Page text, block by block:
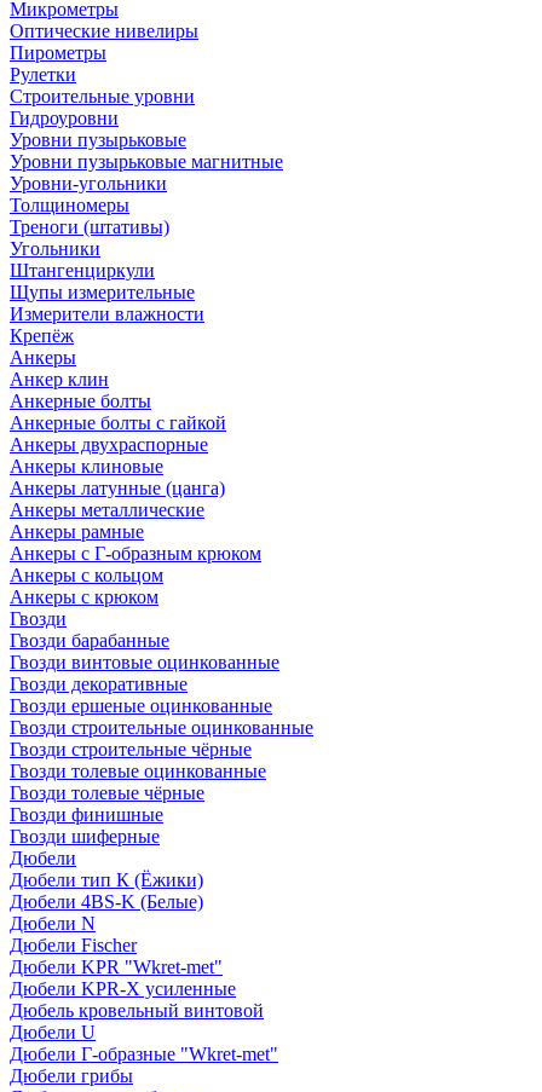
Микрометры
Оптические нивелиры
Пирометры
Рулетки
Строительные уровни
Гидроуровни
Уровни пузырьковые
Уровни пузырьковые магнитные
Уровни-угольники
Толщиномеры
Треноги (штативы)
Угольники
Штангенциркули
Щупы измерительные
Измерители влажности
Крепёж
Анкеры
Анкер клин
Анкерные болты
Анкерные болты с гайкой
Анкеры двухраспорные
Анкеры клиновые
Анкеры латунные (цанга)
Анкеры металлические
Анкеры рамные
Анкеры с Г-образным крюком
Анкеры с кольцом
Анкеры с крюком
Гвозди
Гвозди барабанные
Гвозди винтовые оцинкованные
Гвозди декоративные
Гвозди ершеные оцинкованные
Гвозди строительные оцинкованные
Гвозди строительные чёрные
Гвозди толевые оцинкованные
Гвозди толевые чёрные
Гвозди финишные
Гвозди шиферные
Дюбели
Дюбели тип К (Ёжики)
Дюбели 4BS-K (Белые)
Дюбели N
Дюбели Fischer
Дюбели KPR "Wkret-met"
Дюбели KPR-Х усиленные
Дюбель кровельный винтовой
Дюбели U
Дюбели Г-образные "Wkret-met"
Дюбели грибы